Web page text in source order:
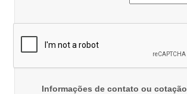
Informações de contato ou cotação